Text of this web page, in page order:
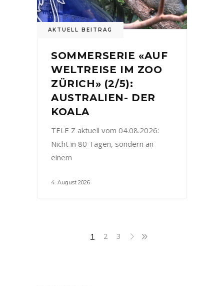
AKTUELL BEITRAG
SOMMERSERIE «AUF
WELTREISE IM ZOO
ZÜRICH» (2/5):
AUSTRALIEN- DER
KOALA
TELE Z aktuell vom 04.08.2026:
Nicht in 80 Tagen, sondern an
einem
4. August 2026
1 2 3